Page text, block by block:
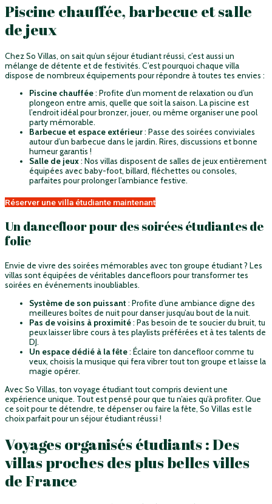
Piscine chauffée, barbecue et salle
de jeux
Chez So Villas, on sait qu’un séjour étudiant réussi, c’est aussi un
mélange de détente et de festivités. C’est pourquoi chaque villa
dispose de nombreux équipements pour répondre à toutes tes envies :
Piscine chauffée: Profite d’un moment de relaxation ou d’un
plongeon entre amis, quelle que soit la saison. La piscine est
l’endroit idéal pour bronzer, jouer, ou même organiser une pool
party mémorable.
Barbecue et espace extérieur: Passe des soirées conviviales
autour d’un barbecue dans le jardin. Rires, discussions et bonne
humeur garantis !
Salle de jeux: Nos villas disposent de salles de jeux entièrement
équipées avec baby-foot, billard, fléchettes ou consoles,
parfaites pour prolonger l’ambiance festive.
Réserver une villa étudiante maintenant
Un dancefloor pour des soirées étudiantes de
folie
Envie de vivre des soirées mémorables avec ton groupe étudiant ? Les
villas sont équipées de véritables dancefloors pour transformer tes
soirées en événements inoubliables.
Système de son puissant : Profite d’une ambiance digne des
meilleures boîtes de nuit pour danser jusqu’au bout de la nuit.
Pas de voisins à proximité: Pas besoin de te soucier du bruit, tu
peux laisser libre cours à tes playlists préférées et à tes talents de
DJ.
Un espace dédié à la fête: Éclaire ton dancefloor comme tu
veux, choisis la musique qui fera vibrer tout ton groupe et laisse la
magie opérer.
Avec So Villas, ton voyage étudiant tout compris devient une
expérience unique. Tout est pensé pour que tu n’aies qu’à profiter. Que
ce soit pour te détendre, te dépenser ou faire la fête, So Villas est le
choix parfait pour un séjour étudiant réussi !
Voyages organisés étudiants : Des
villas proches des plus belles villes
de France